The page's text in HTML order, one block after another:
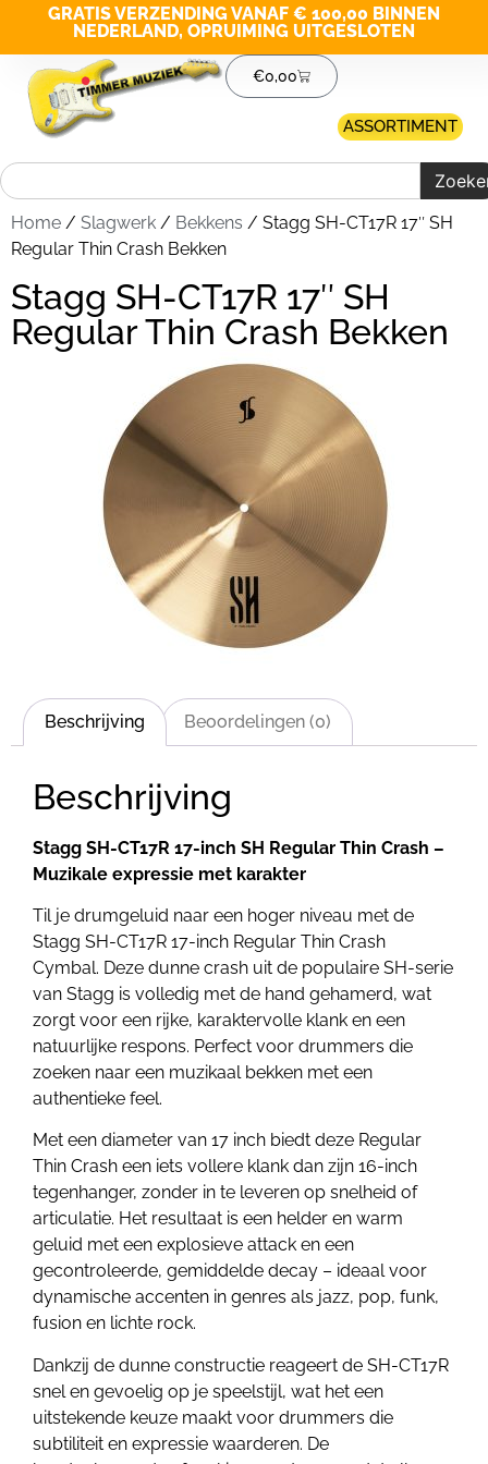
GRATIS VERZENDING VANAF € 100,00 BINNEN
NEDERLAND, OPRUIMING UITGESLOTEN
€0,00
ASSORTIMENT
Home / Slagwerk / Bekkens / Stagg SH-CT17R 17″ SH
Regular Thin Crash Bekken
Stagg SH-CT17R 17″ SH
Regular Thin Crash Bekken
Beschrijving Beoordelingen (0)
Beschrijving
Stagg SH-CT17R 17-inch SH Regular Thin Crash –
Muzikale expressie met karakter
Til je drumgeluid naar een hoger niveau met de
Stagg SH-CT17R 17-inch Regular Thin Crash
Cymbal. Deze dunne crash uit de populaire SH-serie
van Stagg is volledig met de hand gehamerd, wat
zorgt voor een rijke, karaktervolle klank en een
natuurlijke respons. Perfect voor drummers die
zoeken naar een muzikaal bekken met een
authentieke feel.
Met een diameter van 17 inch biedt deze Regular
Thin Crash een iets vollere klank dan zijn 16-inch
tegenhanger, zonder in te leveren op snelheid of
articulatie. Het resultaat is een helder en warm
geluid met een explosieve attack en een
gecontroleerde, gemiddelde decay – ideaal voor
dynamische accenten in genres als jazz, pop, funk,
fusion en lichte rock.
Dankzij de dunne constructie reageert de SH-CT17R
snel en gevoelig op je speelstijl, wat het een
uitstekende keuze maakt voor drummers die
subtiliteit en expressie waarderen. De